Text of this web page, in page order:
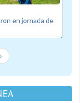
en jornada de